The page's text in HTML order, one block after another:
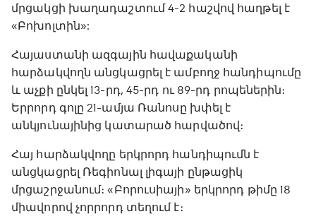
մրցակցի խաղադաշտում 4-2 հաշվով հաղթել է
«Բոխոլտին»:
Հայաստանի ազգային հավաքականի
հարձակվողն անցկացրել է ամբողջ հանդիպումը
և աչքի ընկել 13-րդ, 45-րդ ու 89-րդ րոպեներին։
Երրորդ գոլը 21-ամյա Ռանոսը խփել է
անկյունայինից կատարած հարվածով։
Հայ հարձակվողը երկրորդ հանդիպումն է
անցկացրել Ռեգիոնալ լիգայի ընթացիկ
մրցաշրջանում։ «Բորուսիայի» երկրորդ թիմը 18
միավորով չորրորդ տեղում է։